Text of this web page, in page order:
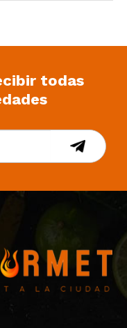
todas